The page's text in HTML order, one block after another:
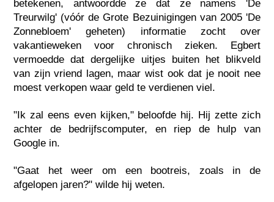
betekenen, antwoordde ze dat ze namens 'De
Treurwilg' (vóór de Grote Bezuinigingen van 2005 'De
Zonnebloem' geheten) informatie zocht over
vakantieweken voor chronisch zieken. Egbert
vermoedde dat dergelijke uitjes buiten het blikveld
van zijn vriend lagen, maar wist ook dat je nooit nee
moest verkopen waar geld te verdienen viel.
"Ik zal eens even kijken," beloofde hij. Hij zette zich
achter de bedrijfscomputer, en riep de hulp van
Google in.
"Gaat het weer om een bootreis, zoals in de
afgelopen jaren?" wilde hij weten.